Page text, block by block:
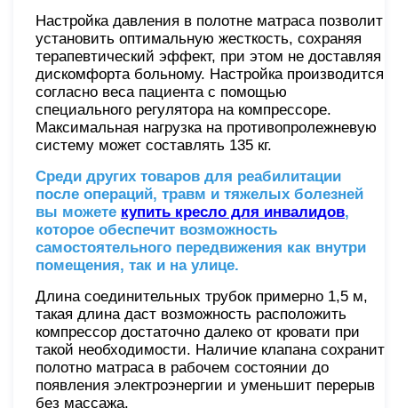
Настройка давления в полотне матраса позволит
установить оптимальную жесткость, сохраняя
терапевтический эффект, при этом не доставляя
дискомфорта больному. Настройка производится
согласно веса пациента с помощью
специального регулятора на компрессоре.
Максимальная нагрузка на противопролежневую
систему может составлять 135 кг.
Среди других товаров для реабилитации
после операций, травм и тяжелых болезней
вы можете купить кресло для инвалидов,
которое обеспечит возможность
самостоятельного передвижения как внутри
помещения, так и на улице.
Длина соединительных трубок примерно 1,5 м,
такая длина даст возможность расположить
компрессор достаточно далеко от кровати при
такой необходимости. Наличие клапана сохранит
полотно матраса в рабочем состоянии до
появления электроэнергии и уменьшит перерыв
без массажа.